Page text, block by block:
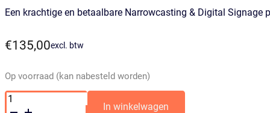
Een krachtige en betaalbare Narrowcasting & Digital Signage
€135,00excl. btw
Op voorraad (kan nabesteld worden)
VideOplossing
player
In winkelwagen